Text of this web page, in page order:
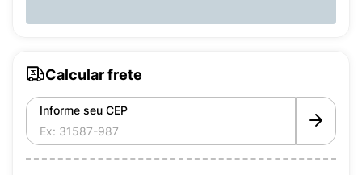
Calcular frete
Informe seu CEP